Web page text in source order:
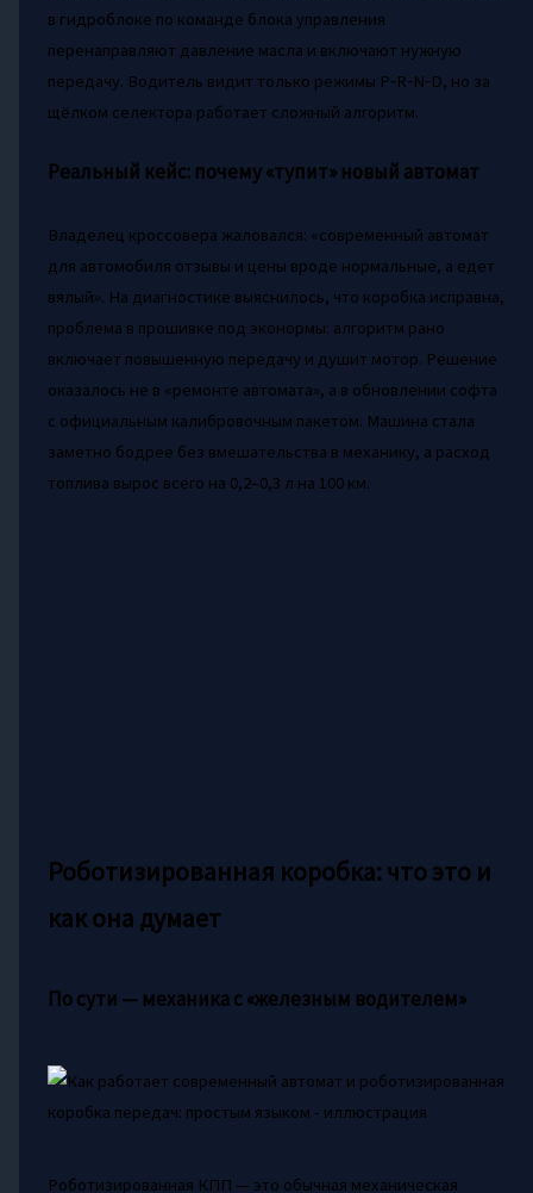
в гидроблоке по команде блока управления
перенаправляют давление масла и включают нужную
передачу. Водитель видит только режимы P‑R‑N‑D, но за
щёлком селектора работает сложный алгоритм.
Реальный кейс: почему «тупит» новый автомат
Владелец кроссовера жаловался: «современный автомат
для автомобиля отзывы и цены вроде нормальные, а едет
вялый». На диагностике выяснилось, что коробка исправна,
проблема в прошивке под эконормы: алгоритм рано
включает повышенную передачу и душит мотор. Решение
оказалось не в «ремонте автомата», а в обновлении софта
с официальным калибровочным пакетом. Машина стала
заметно бодрее без вмешательства в механику, а расход
топлива вырос всего на 0,2–0,3 л на 100 км.
Роботизированная коробка: что это и
как она думает
По сути — механика с «железным водителем»
Роботизированная КПП — это обычная механическая